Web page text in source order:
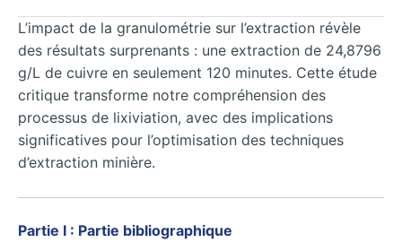
L’impact de la granulométrie sur l’extraction révèle
des résultats surprenants : une extraction de 24,8796
g/L de cuivre en seulement 120 minutes. Cette étude
critique transforme notre compréhension des
processus de lixiviation, avec des implications
significatives pour l’optimisation des techniques
d’extraction minière.
Partie I : Partie bibliographique